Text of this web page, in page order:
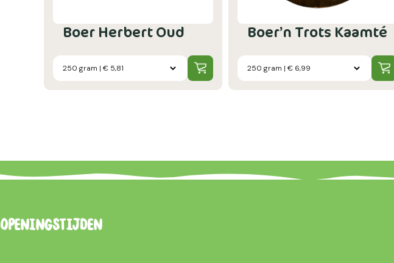
Boer Herbert Oud Boer’n Trots Kaamté
Openingstijden